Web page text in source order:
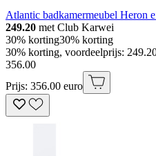
Atlantic badkamermeubel Heron
249.20 met Club Karwei
30% korting30% korting
30% korting, voordeelprijs:
356.00
Prijs: 356.00 euro